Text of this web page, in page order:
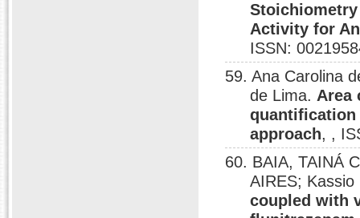
Activity for
ISSN:
59. Ana Carolina
de Lima. Area
quantification
approach, ,
60. BAIA, TAINÁ
AIRES;
coupled with